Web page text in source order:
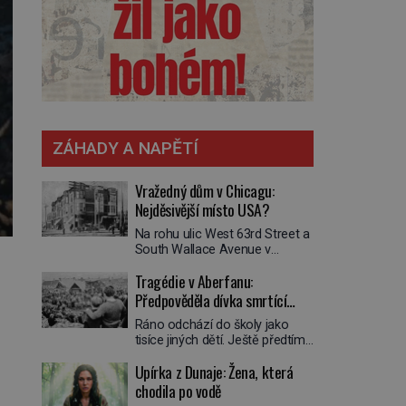
ZÁHADY A NAPĚTÍ
Vražedný dům v Chicagu:
Nejděsivější místo USA?
Na rohu ulic West 63rd Street a
South Wallace Avenue v
Nemá žádný speciální nápis ani
pamětní desku. A přesto prý
místní zaměstnanci neradi
chodí do sklepa. Právě tady
totiž sídlil sériový vrah H. H.
nejpropracovanější past na lidi
v dějinách americké
Tragédie v Aberfanu:
Předpověděla dívka smrtící
sesuv půdy?
Ráno odchází do školy jako
tisíce jiných dětí. Ještě předtím
snem. Ve škole, kterou dobře
zná, tentokrát nevidí budovu ani
spolužáky. Místo nich se před ní
Upírka z Dunaje: Žena, která
chodila po vodě